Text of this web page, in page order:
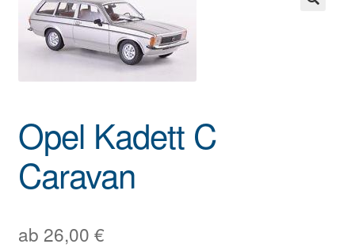
Über uns
On Tour
Opel Kadett C
Caravan
ab 26,00 €